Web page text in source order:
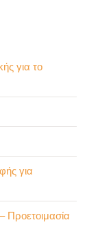
για το
για
Προετοιμασία